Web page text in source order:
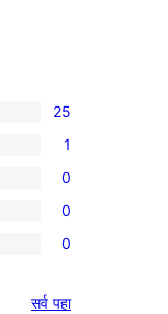
25
1
0
0
0
सर्वपुनरावलोकने
पहा